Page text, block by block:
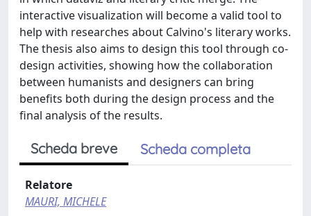
interactive visualization will become a valid tool to
help with researches about Calvino's literary works.
The thesis also aims to design this tool through co-
design activities, showing how the collaboration
between humanists and designers can bring
benefits both during the design process and the
final analysis of the results.
Scheda breve Scheda completa
Relatore
MAURI, MICHELE